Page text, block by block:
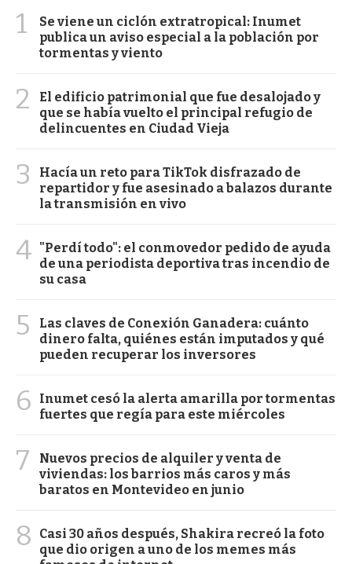
1
Se viene un ciclón extratropical: Inumet
publica un aviso especial a la población por
tormentas y viento
2
El edificio patrimonial que fue desalojado y
que se había vuelto el principal refugio de
delincuentes en Ciudad Vieja
3
Hacía un reto para TikTok disfrazado de
repartidor y fue asesinado a balazos durante
la transmisión en vivo
4 "Perdí todo": el conmovedor pedido de ayuda
de una periodista deportiva tras incendio de
su casa
5
Las claves de Conexión Ganadera: cuánto
dinero falta, quiénes están imputados y qué
pueden recuperar los inversores
6
Inumet cesó la alerta amarilla por tormentas
fuertes que regía para este miércoles
7
Nuevos precios de alquiler y venta de
viviendas: los barrios más caros y más
baratos en Montevideo en junio
8
Casi 30 años después, Shakira recreó la foto
que dio origen a uno de los memes más